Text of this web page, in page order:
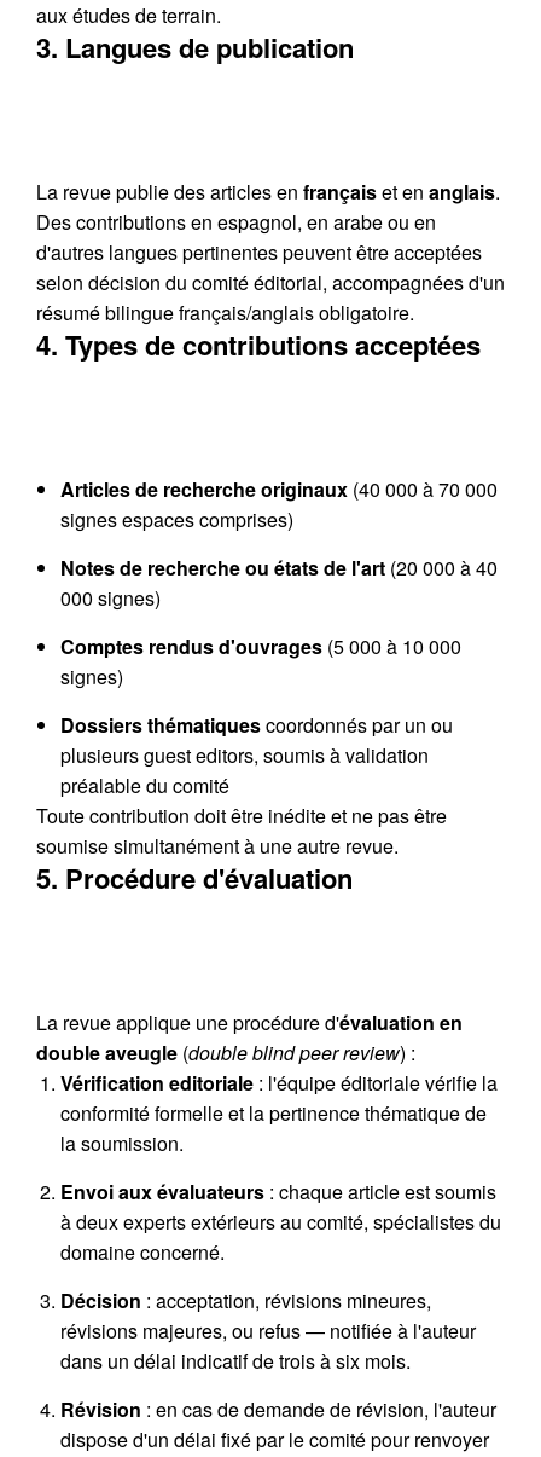
aux études de terrain.
3. Langues de publication
La revue publie des articles en françaiset en anglais.
Des contributions en espagnol, en arabe ou en
d'autres langues pertinentes peuvent être acceptées
selon décision du comité éditorial, accompagnées d'un
résumé bilingue français/anglais obligatoire.
4. Types de contributions acceptées
Articles de recherche originaux (40 000 à 70 000
signes espaces comprises)
Notes de recherche ou états de l'art (20 000 à 40
000 signes)
Comptes rendus d'ouvrages (5 000 à 10 000
signes)
Dossiers thématiquescoordonnés par un ou
plusieurs guest editors, soumis à validation
préalable du comité
Toute contribution doit être inédite et ne pas être
soumise simultanément à une autre revue.
5. Procédure d'évaluation
La revue applique une procédure d'évaluation en
double aveugle (double blind peer review) :
Vérification editoriale : l'équipe éditoriale vérifie la
conformité formelle et la pertinence thématique de
la soumission.
Envoi aux évaluateurs : chaque article est soumis
à deux experts extérieurs au comité, spécialistes du
domaine concerné.
Décision : acceptation, révisions mineures,
révisions majeures, ou refus — notifiée à l'auteur
dans un délai indicatif de trois à six mois.
Révision : en cas de demande de révision, l'auteur
dispose d'un délai fixé par le comité pour renvoyer